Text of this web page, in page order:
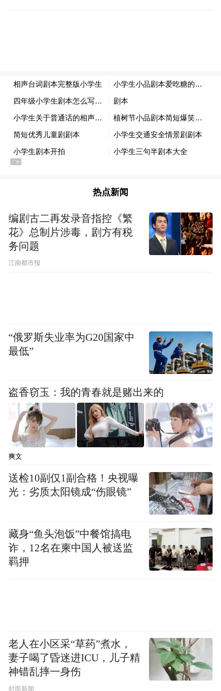
热点新闻
编剧古二再发录音指控《繁
花》总制片涉毒，剧方有税
务问题
江南都市报
“俄罗斯失业率为G20国家中
最低”
盗香窃玉：我的青春就是赌出来的
爽文
送检10副仅1副合格！央视曝
光：劣质太阳镜成“伤眼镜”
藏身“鱼头泡饭”中餐馆搞电
诈，12名在柬中国人被送监
羁押
老人在小区采“草药”煮水，
妻子喝了昏迷进ICU，儿子精
神错乱摔一身伤
封面新闻